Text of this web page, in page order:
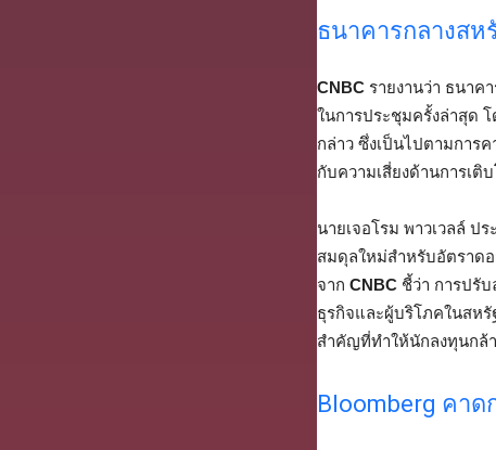
ธนาคารกลางสห
CNBC รายงานว่า ธนาค
ในการประชุมครั้งล่าสุด โ
กล่าว ซึ่งเป็นไปตามการ
กับความเสี่ยงด้านการเ
นายเจอโรม พาวเวลล์ ป
สมดุลใหม่สำหรับอัตราดอ
จาก CNBC ชี้ว่า การปรั
ธุรกิจและผู้บริโภคในสหรั
สำคัญที่ทำให้นักลงทุนกล้
Bloomberg คาด